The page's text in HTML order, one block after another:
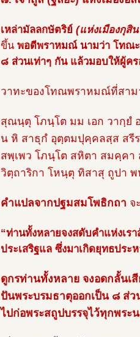
เหล่ามัลลกษัตริย์ (แห่งเมืองกุสิน
ขึ้น พอดีพราหมณ์ นามว่า โทณะ
๘ ส่วนเท่าๆ กัน แล้วมอบให้ผู้ค
วาทะของโทณพราหมณ์ที่สาม
สุณนฺตุ โภนฺโต มม เอก วากฺยํ
น หิ สาธุกํ อุตฺตมปุคฺคลสฺส สรี
สพฺเพว โภนฺโต สหิตา สมคฺคา
วิตฺถาริกา โหนฺตุ ทิสาสุ ถูปา
คำแปลจากปฐมสมโพธิกถา จ
“ท่านทั้งหลายจงสดับคำแห่งเร
ประเสริฐแล ซึ่งมาเกิดยุทธปร
ดูกรท่านทั้งหลาย จงอดกลั้นเ
ปันพระบรมธาตุออกเป็น ๘ ส่
ไปก่อพระสถูปบรรจุไว้ทุกพร